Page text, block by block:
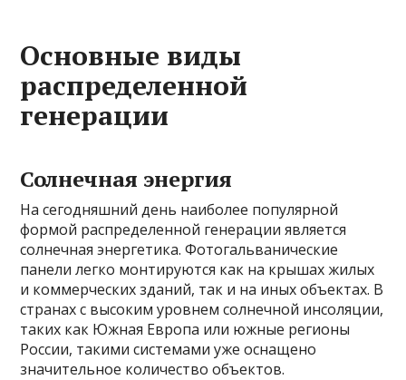
Основные виды
распределенной
генерации
Солнечная энергия
На сегодняшний день наиболее популярной
формой распределенной генерации является
солнечная энергетика. Фотогальванические
панели легко монтируются как на крышах жилых
и коммерческих зданий, так и на иных объектах. В
странах с высоким уровнем солнечной инсоляции,
таких как Южная Европа или южные регионы
России, такими системами уже оснащено
значительное количество объектов.